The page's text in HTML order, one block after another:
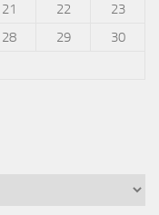
21 22
23
28 29
30